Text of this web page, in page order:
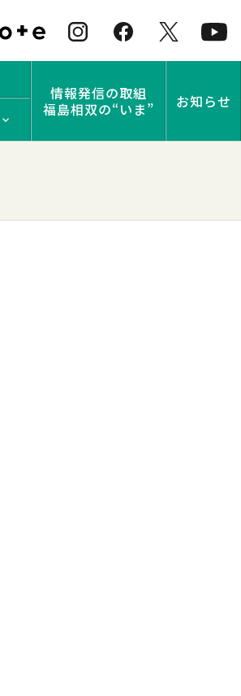
情報発信の取組
福島相双の“いま”
お知らせ